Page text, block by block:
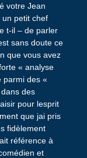
votre Jean
un petit chef
t-il – de parler
sans doute ce
que vous avez
« analyse
parmi des «
des
pour lesprit
que jai pris
fidèlement
référence à
et